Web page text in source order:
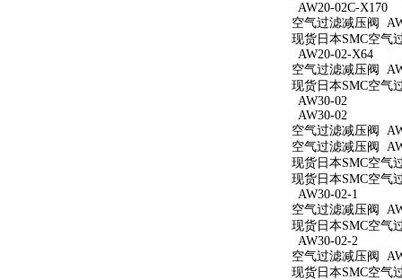
AW20-02C-X170
空气过滤减压阀
现货日本SMC空气
AW20-02-X64
空气过滤减压阀
现货日本SMC空气
AW30-02
AW30-02
空气过滤减压阀
空气过滤减压阀
现货日本SMC空气
现货日本SMC空气
AW30-02-1
空气过滤减压阀
现货日本SMC空气
AW30-02-2
空气过滤减压阀
现货日本SMC空气